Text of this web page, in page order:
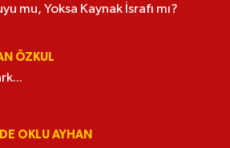
mu, Yoksa Kaynak İsrafı mı?
ÖZKUL
OKLU AYHAN